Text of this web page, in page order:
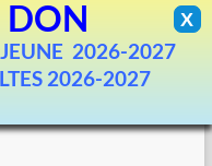
X
DON
JEUNE 2026-2027
2026-2027